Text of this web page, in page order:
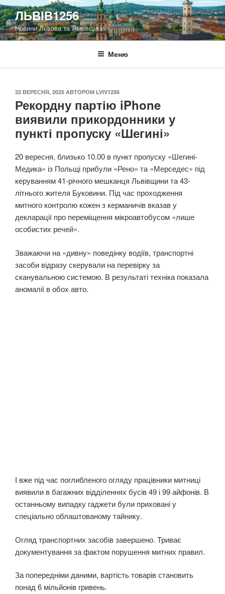
Перейти
до
вмісту
ЛЬВІВ1256
Новини Львова та Львівщини
Меню
ОПУБЛІКОВАНО
22 ВЕРЕСНЯ, 2025 АВТОРОМ LVIV1256
Рекордну партію iPhone
виявили прикордонники у
пункті пропуску «Шегині»
20 вересня, близько 10.00 в пункт пропуску «Шегині-
Медика» із Польщі прибули «Рено» та «Мерседес» під
керуванням 41-річного мешканця Львівщини та 43-
літнього жителя Буковини. Під час проходження
митного контролю кожен з керманичів вказав у
декларації про переміщення мікроавтобусом «лише
особистих речей».
Зважаючи на «дивну» поведінку водіїв, транспортні
засоби відразу скерували на перевірку за
сканувальною системою. В результаті техніка показала
аномалії в обох авто.
І вже під час поглибленого огляду працівники митниці
виявили в багажних відділеннях бусів 49 і 99 айфонів. В
останньому випадку гаджети були приховані у
спеціально облаштованому тайнику.
Огляд транспортних засобів завершено. Триває
документування за фактом порушення митних правил.
За попередніми даними, вартість товарів становить
понад 6 мільйонів гривень.